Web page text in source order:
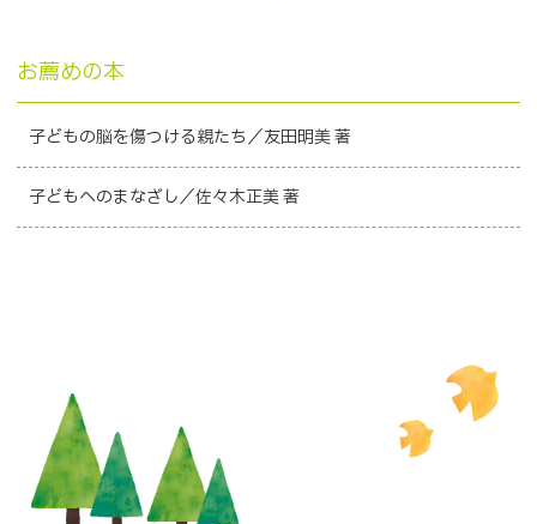
お薦めの本
子どもの脳を傷つける親たち／友田明美 著
子どもへのまなざし／佐々木正美 著